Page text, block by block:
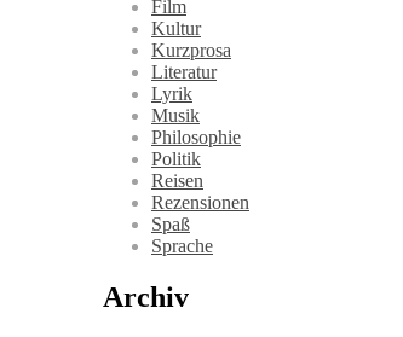
Film
Kultur
Kurzprosa
Literatur
Lyrik
Musik
Philosophie
Politik
Reisen
Rezensionen
Spaß
Sprache
Archiv